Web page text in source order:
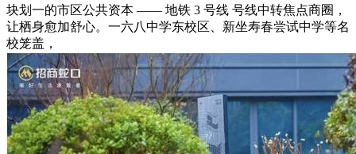
块划一的市区公共资本 —— 地铁 3 号线 号线中转焦点商圈，
让栖身愈加舒心。一六八中学东校区、新坐寿春尝试中学等名
校笼盖，